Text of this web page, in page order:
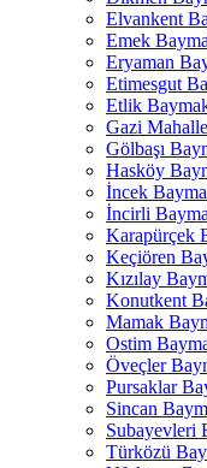
Elvankent
Emek
Eryaman
Etimesgut
Etlik
Gazi
Gölbaşı
Hasköy
İncek
İncirli
Karapürçek
Keçiören
Kızılay
Konutkent
Mamak
Ostim
Öveçler
Pursaklar
Sincan
Subayevleri
Türközü